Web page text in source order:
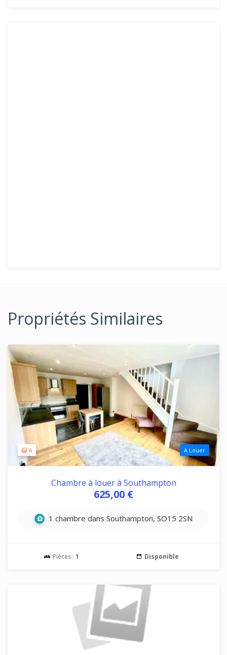
Propriétés Similaires
6 A Louer
Chambre à louer à Southampton
625,00 €
1 chambre dans Southampton, SO15 2SN
Pièces : 1 Disponible